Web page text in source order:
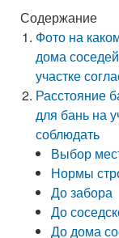
Содержание
Фото на
дома
участке
Расстояние
для бань на
соблюдать
Выбор
Нормы
До забора
До
До дома